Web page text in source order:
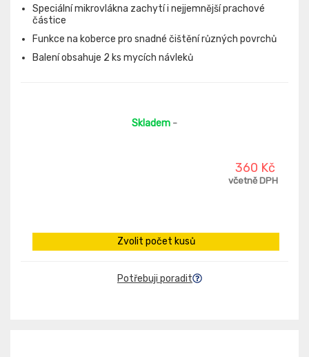
Speciální mikrovlákna zachytí i nejjemnější prachové
částice
Funkce na koberce pro snadné čištění různých povrchů
Balení obsahuje 2 ks mycích návleků
Skladem -
360 Kč
včetně DPH
Zvolit počet kusů
Potřebuji poradit